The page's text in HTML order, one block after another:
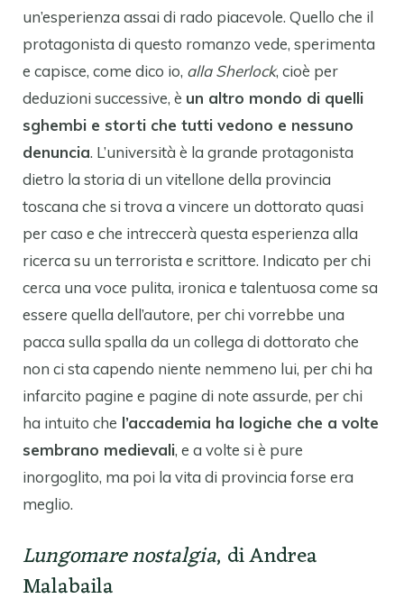
un’esperienza assai di rado piacevole. Quello che il
protagonista di questo romanzo vede, sperimenta
e capisce, come dico io, alla Sherlock, cioè per
deduzioni successive, è un altro mondo di quelli
sghembi e storti che tutti vedono e nessuno
denuncia. L’università è la grande protagonista
dietro la storia di un vitellone della provincia
toscana che si trova a vincere un dottorato quasi
per caso e che intreccerà questa esperienza alla
ricerca su un terrorista e scrittore. Indicato per chi
cerca una voce pulita, ironica e talentuosa come sa
essere quella dell’autore, per chi vorrebbe una
pacca sulla spalla da un collega di dottorato che
non ci sta capendo niente nemmeno lui, per chi ha
infarcito pagine e pagine di note assurde, per chi
ha intuito che l’accademia ha logiche che a volte
sembrano medievali, e a volte si è pure
inorgoglito, ma poi la vita di provincia forse era
meglio.
Lungomare nostalgia, di Andrea
Malabaila